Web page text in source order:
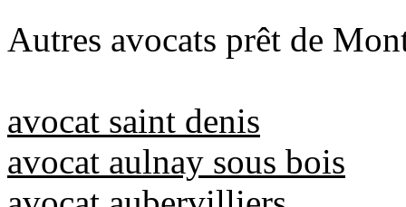
Autres avocats prêt de
avocat saint denis
avocat aulnay sous bois